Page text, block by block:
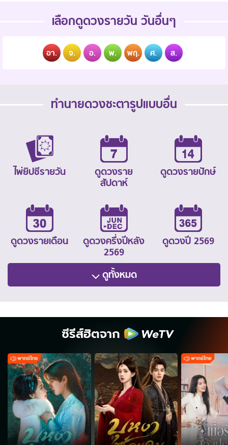
เลือกดูดวงรายวัน วันอื่นๆ
อา. จ. อ. พ. พฤ. ศ. ส.
ทำนายดวงชะตารูปแบบอื่น
ไพ่ยิปซีรายวัน
ดูดวงราย
สัปดาห์
ดูดวงรายปักษ์
ดูดวงรายเดือน
ดูดวงครึ่งปีหลัง
2569
ดูดวงปี 2569
ดูทั้งหมด
ซีรีส์ฮิตจาก